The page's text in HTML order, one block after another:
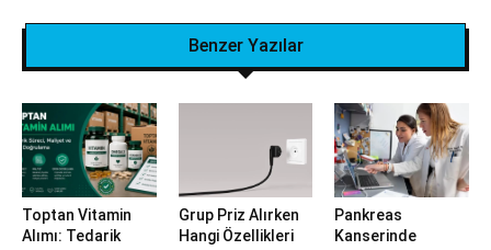
Benzer Yazılar
Toptan Vitamin
Alımı: Tedarik
Grup Priz Alırken
Hangi Özellikleri
Pankreas
Kanserinde